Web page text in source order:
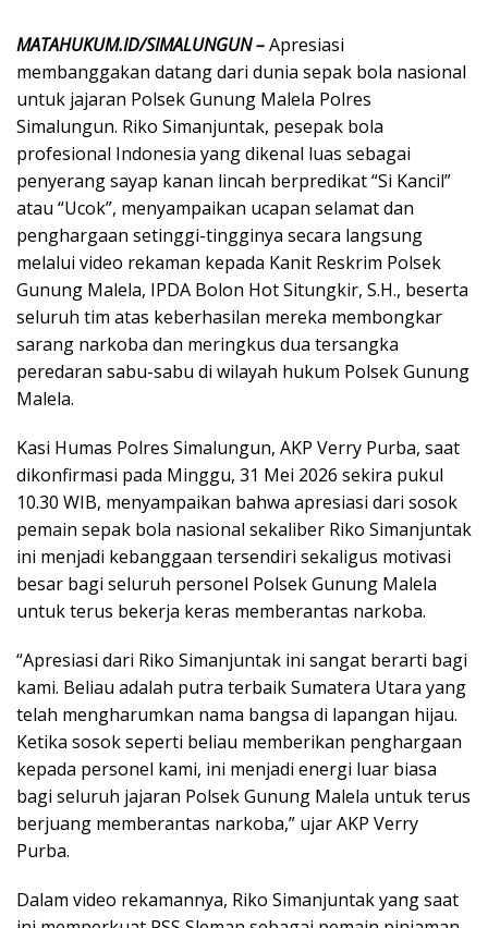
MATAHUKUM.ID/SIMALUNGUN –Apresiasi
membanggakan datang dari dunia sepak bola nasional
untuk jajaran Polsek Gunung Malela Polres
Simalungun. Riko Simanjuntak, pesepak bola
profesional Indonesia yang dikenal luas sebagai
penyerang sayap kanan lincah berpredikat “Si Kancil”
atau “Ucok”, menyampaikan ucapan selamat dan
penghargaan setinggi-tingginya secara langsung
melalui video rekaman kepada Kanit Reskrim Polsek
Gunung Malela, IPDA Bolon Hot Situngkir, S.H., beserta
seluruh tim atas keberhasilan mereka membongkar
sarang narkoba dan meringkus dua tersangka
peredaran sabu-sabu di wilayah hukum Polsek Gunung
Malela.
Kasi Humas Polres Simalungun, AKP Verry Purba, saat
dikonfirmasi pada Minggu, 31 Mei 2026 sekira pukul
10.30 WIB, menyampaikan bahwa apresiasi dari sosok
pemain sepak bola nasional sekaliber Riko Simanjuntak
ini menjadi kebanggaan tersendiri sekaligus motivasi
besar bagi seluruh personel Polsek Gunung Malela
untuk terus bekerja keras memberantas narkoba.
“Apresiasi dari Riko Simanjuntak ini sangat berarti bagi
kami. Beliau adalah putra terbaik Sumatera Utara yang
telah mengharumkan nama bangsa di lapangan hijau.
Ketika sosok seperti beliau memberikan penghargaan
kepada personel kami, ini menjadi energi luar biasa
bagi seluruh jajaran Polsek Gunung Malela untuk terus
berjuang memberantas narkoba,” ujar AKP Verry
Purba.
Dalam video rekamannya, Riko Simanjuntak yang saat